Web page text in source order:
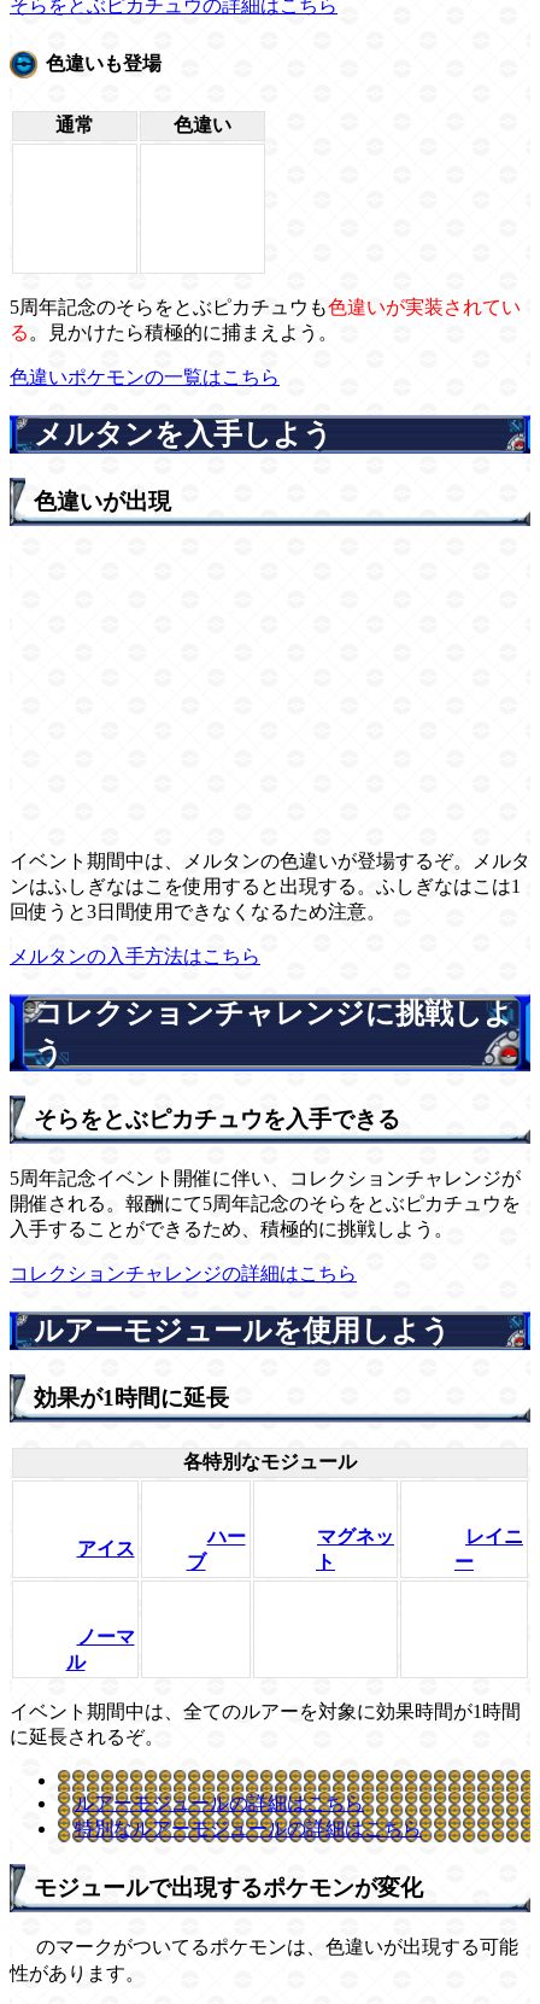
そらをとぶピカチュウの詳細はこちら
色違いも登場
通常 色違い
5周年記念のそらをとぶピカチュウも色違いが実装されてい
る 。見かけたら積極的に捕まえよう。
色違いポケモンの一覧はこちら
メルタンを入手しよう
色違いが出現
イベント期間中は、メルタンの色違いが登場するぞ。メルタ
ンはふしぎなはこを使用すると出現する。ふしぎなはこは1
回使うと3日間使用できなくなるため注意。
メルタンの入手方法はこちら
コレクションチャレンジに挑戦しよ
う
そらをとぶピカチュウを入手できる
5周年記念イベント開催に伴い、コレクションチャレンジが
開催される。報酬にて5周年記念のそらをとぶピカチュウを
入手することができるため、積極的に挑戦しよう。
コレクションチャレンジの詳細はこちら
ルアーモジュールを使用しよう
効果が1時間に延長
各特別なモジュール
アイス
ハー
ブ
マグネッ
ト
レイニ
ー
ノーマ
ル
イベント期間中は、全てのルアーを対象に効果時間が1時間
に延長されるぞ。
ルアーモジュールの詳細はこちら
特別なルアーモジュールの詳細はこちら
モジュールで出現するポケモンが変化
のマークがついてるポケモンは、色違いが出現する可能
性があります。